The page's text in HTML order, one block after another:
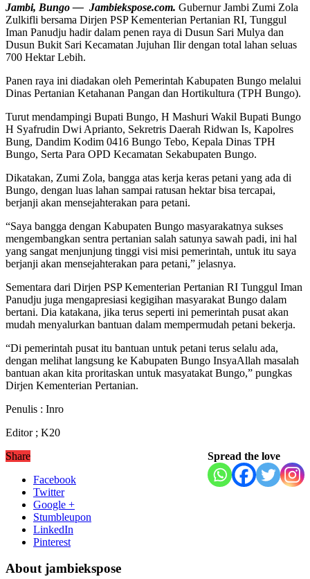
Jambi, Bungo — Jambiekspose.com. Gubernur Jambi Zumi Zola
Zulkifli bersama Dirjen PSP Kementerian Pertanian RI, Tunggul
Iman Panudju hadir dalam penen raya di Dusun Sari Mulya dan
Dusun Bukit Sari Kecamatan Jujuhan Ilir dengan total lahan seluas
700 Hektar Lebih.
Panen raya ini diadakan oleh Pemerintah Kabupaten Bungo melalui
Dinas Pertanian Ketahanan Pangan dan Hortikultura (TPH Bungo).
Turut mendampingi Bupati Bungo, H Mashuri Wakil Bupati Bungo
H Syafrudin Dwi Aprianto, Sekretris Daerah Ridwan Is, Kapolres
Bung, Dandim Kodim 0416 Bungo Tebo, Kepala Dinas TPH
Bungo, Serta Para OPD Kecamatan Sekabupaten Bungo.
Dikatakan, Zumi Zola, bangga atas kerja keras petani yang ada di
Bungo, dengan luas lahan sampai ratusan hektar bisa tercapai,
berjanji akan mensejahterakan para petani.
“Saya bangga dengan Kabupaten Bungo masyarakatnya sukses
mengembangkan sentra pertanian salah satunya sawah padi, ini hal
yang sangat menjunjung tinggi visi misi pemerintah, untuk itu saya
berjanji akan mensejahterakan para petani,” jelasnya.
Sementara dari Dirjen PSP Kementerian Pertanian RI Tunggul Iman
Panudju juga mengapresiasi kegigihan masyarakat Bungo dalam
bertani. Dia katakana, jika terus seperti ini pemerintah pusat akan
mudah menyalurkan bantuan dalam mempermudah petani bekerja.
“Di pemerintah pusat itu bantuan untuk petani terus selalu ada,
dengan melihat langsung ke Kabupaten Bungo InsyaAllah masalah
bantuan akan kita proritaskan untuk masyatakat Bungo,” pungkas
Dirjen Kementerian Pertanian.
Penulis : Inro
Editor ; K20
Spread the love
Share
Facebook
Twitter
Google +
Stumbleupon
LinkedIn
Pinterest
About jambiekspose